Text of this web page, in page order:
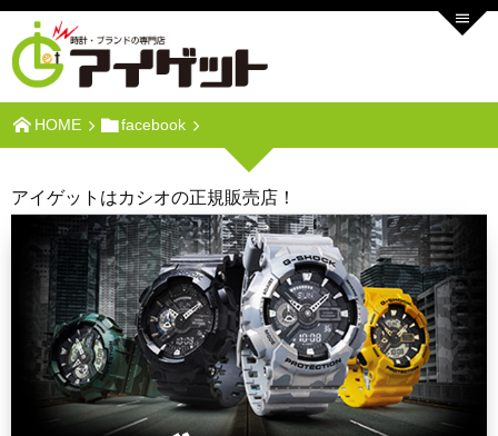
HOME facebook
アイゲットはカシオの正規販売店！